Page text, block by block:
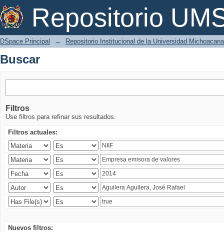
Repositorio
Buscar
DSpace Principal → Repositorio Institucional de la Universidad
Buscar
Filtros
Use filtros para refinar sus resultados.
Filtros actuales:
Nuevos filtros: